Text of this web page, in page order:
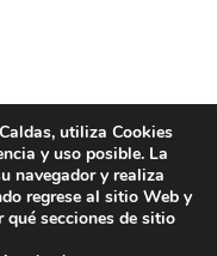
utiliza Cookies
y uso posible. La
navegador y realiza
regrese al sitio Web y
secciones de sitio